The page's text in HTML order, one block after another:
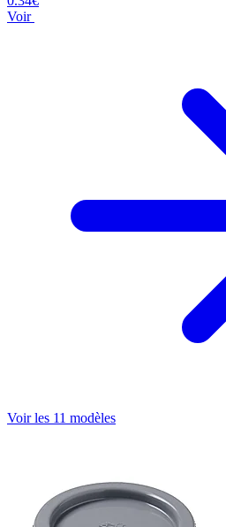
Voir
Voir les 11 modèles